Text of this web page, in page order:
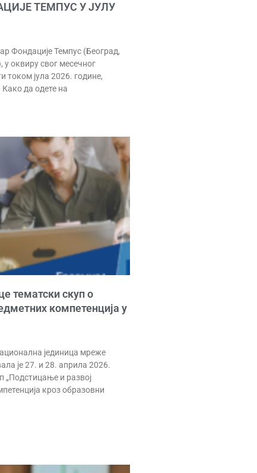
ТЕМПУС У ЈУЛУ
Фондације Темпус (Београд,
у оквиру свог месечног
током јула 2026. године,
да одете на
тематски скуп о
компетенција у
јединица мреже
је 27. и 28. априла 2026.
„Подстицање и развој
кроз образовни